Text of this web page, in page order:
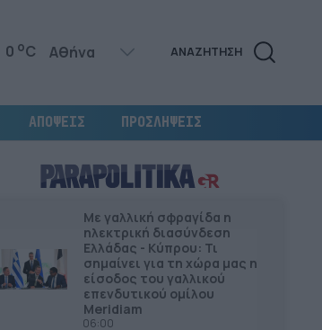
0 oC ΑΝΑΖΗΤΗΣΗ
ΑΠΟΨΕΙΣ ΠΡΟΣΛΗΨΕΙΣ
Με γαλλική σφραγίδα η
ηλεκτρική διασύνδεση
Ελλάδας - Κύπρου: Τι
σημαίνει για τη χώρα μας η
είσοδος του γαλλικού
επενδυτικού ομίλου
Meridiam
06:00